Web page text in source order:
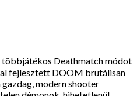
többjátékos Deathmatch módot
fejlesztett DOOM brutálisan
modern shooter